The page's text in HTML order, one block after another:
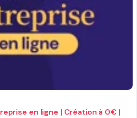
en ligne | Création à 0€ |